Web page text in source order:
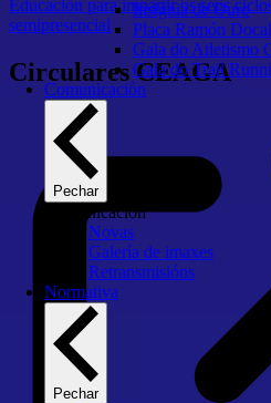
Insignia de Ouro
Placa Ramón Docal
Gala do Atletismo
Gala do Trail
Comunicación
Pechar
Comunicación
Novas
Galería de imaxes
Retransmisións
Normativa
Pechar
Educación para impartir os seus
semipresencial
Circulares CEAGA